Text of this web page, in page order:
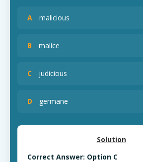
A malicious
B malice
C judicious
D germane
Solution
Correct Answer: Option C